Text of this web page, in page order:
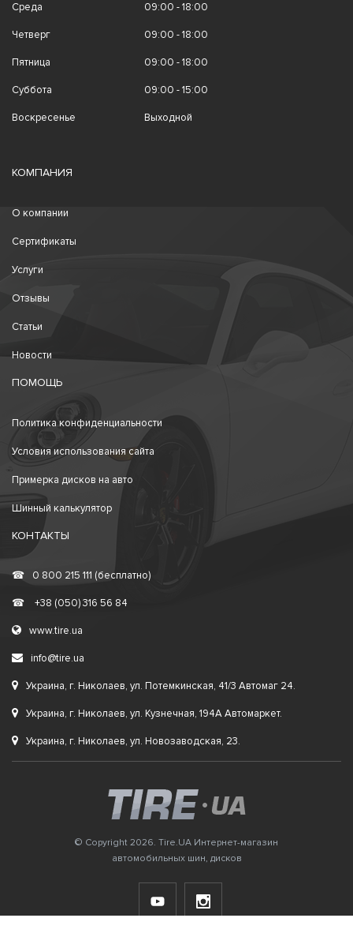
Среда 09:00 - 18:00
Четверг 09:00 - 18:00
Пятница 09:00 - 18:00
Суббота 09:00 - 15:00
Воскресенье Выходной
КОМПАНИЯ
О компании
Сертификаты
Услуги
Отзывы
Статьи
Новости
ПОМОЩЬ
Политика конфиденциальности
Условия использования сайта
Примерка дисков на авто
Шинный калькулятор
КОНТАКТЫ
☎ 0 800 215 111 (бесплатно)
☎ +38 (050) 316 56 84
www.tire.ua
info@tire.ua
Украина, г. Николаев, ул. Потемкинская, 41/3 Автомаг 24.
Украина, г. Николаев, ул. Кузнечная, 194А Автомаркет.
Украина, г. Николаев, ул. Новозаводская, 23.
© Copyright 2026. Tire.UA Интернет-магазин
автомобильных шин, дисков